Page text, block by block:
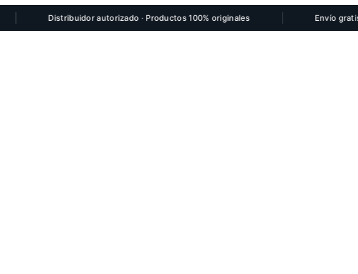
Distribuidor autorizado · Productos 100% originales Envío gratis por